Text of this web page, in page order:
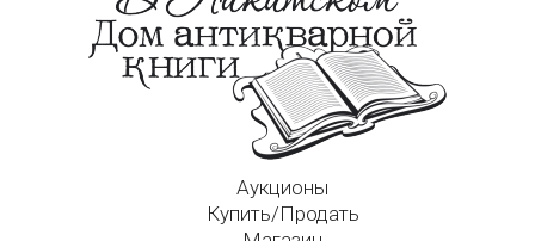
Аукционы
Купить/Продать